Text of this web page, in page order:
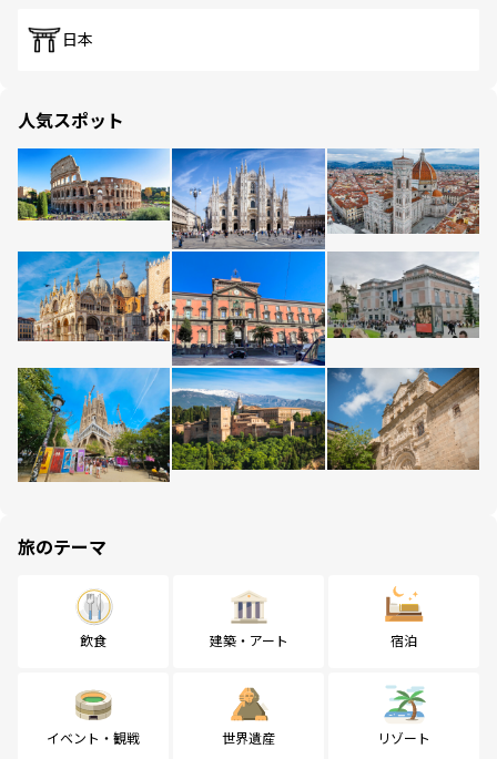
日本
人気スポット
旅のテーマ
飲食 建築・アート 宿泊
イベント・観戦 世界遺産 リゾート